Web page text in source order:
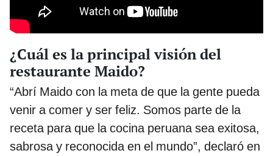
¿Cuál es la principal visión del
restaurante Maido?
“Abrí Maido con la meta de que la gente pueda
venir a comer y ser feliz. Somos parte de la
receta para que la cocina peruana sea exitosa,
sabrosa y reconocida en el mundo”, declaró en